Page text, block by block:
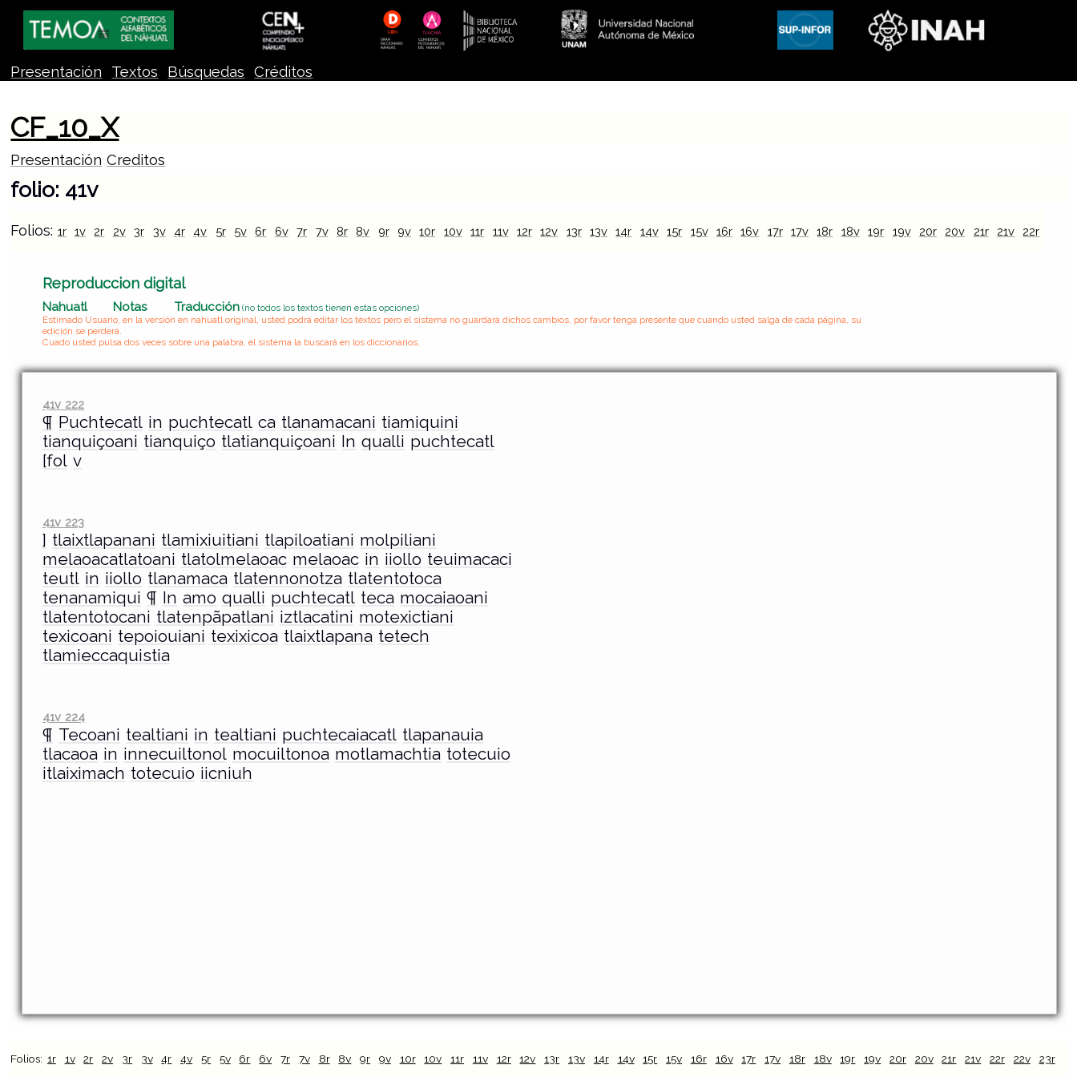
Presentación Textos Búsquedas Créditos
CF_10_X
Presentación Creditos
folio: 41v
Folios: 1r 1v 2r 2v 3r 3v 4r 4v 5r 5v 6r 6v 7r 7v 8r 8v 9r 9v 10r 10v 11r 11v 12r 12v 13r 13v 14r 14v 15r 15v 16r 16v 17r 17v 18r 18v 19r 19v 20r 20v 21r 21v 22r
Reproduccion digital
Nahuatl Notas Traducción (no todos los textos tienen estas opciones)
Estimado Usuario, en la versión en nahuatl original, usted podrá editar los textos pero el sistema no guardará dichos cambios, por favor tenga presente que cuando usted salga de cada página, su
edición se perderá.
Cuado usted pulsa dos veces sobre una palabra, el sistema la buscará en los diccionarios.
41v 222
¶ Puchtecatl in puchtecatl ca tlanamacani tiamiquini
tianquiçoani tianquiço tlatianquiçoani In qualli puchtecatl
[fol v
41v 223
] tlaixtlapanani tlamixiuitiani tlapiloatiani molpiliani
melaoacatlatoani tlatolmelaoac melaoac in iiollo teuimacaci
teutl in iiollo tlanamaca tlatennonotza tlatentotoca
tenanamiqui ¶ In amo qualli puchtecatl teca mocaiaoani
tlatentotocani tlatenpãpatlani iztlacatini motexictiani
texicoani tepoiouiani texixicoa tlaixtlapana tetech
tlamieccaquistia
41v 224
¶ Tecoani tealtiani in tealtiani puchtecaiacatl tlapanauia
tlacaoa in innecuiltonol mocuiltonoa motlamachtia totecuio
itlaiximach totecuio iicniuh
Folios: 1r 1v 2r 2v 3r 3v 4r 4v 5r 5v 6r 6v 7r 7v 8r 8v 9r 9v 10r 10v 11r 11v 12r 12v 13r 13v 14r 14v 15r 15v 16r 16v 17r 17v 18r 18v 19r 19v 20r 20v 21r 21v 22r 22v 23r